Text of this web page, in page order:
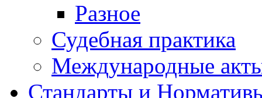
Разное
Судебная практика
Международные
Стандарты и